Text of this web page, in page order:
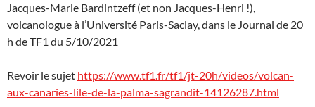
Jacques-Marie Bardintzeff (et non Jacques-Henri !),
volcanologue à l’Université Paris-Saclay, dans le Journal de 20
h de TF1 du 5/10/2021
Revoir le sujet https://www.tf1.fr/tf1/jt-20h/videos/volcan-
aux-canaries-lile-de-la-palma-sagrandit-14126287.html